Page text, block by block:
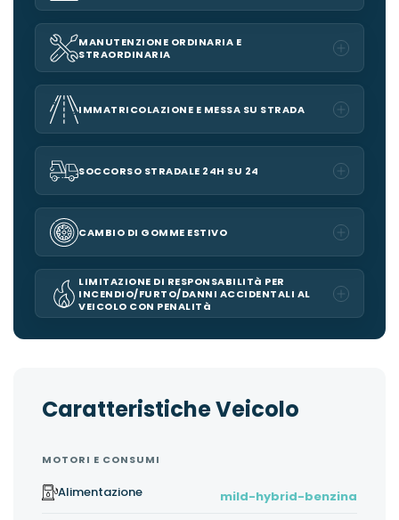
MANUTENZIONE ORDINARIA E
STRAORDINARIA
IMMATRICOLAZIONE E MESSA SU STRADA
SOCCORSO STRADALE 24H SU 24
CAMBIO DI GOMME ESTIVO
LIMITAZIONE DI RESPONSABILITà PER
INCENDIO/FURTO/DANNI ACCIDENTALI AL
VEICOLO CON PENALITà
Caratteristiche Veicolo
MOTORI E CONSUMI
Alimentazione
mild-hybrid-benzina